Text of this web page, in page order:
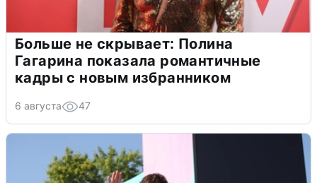
Больше не скрывает: Полина
Гагарина показала романтичные
кадры с новым избранником
6 августа 47